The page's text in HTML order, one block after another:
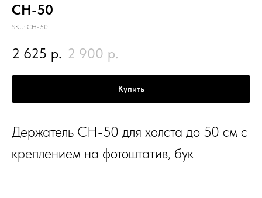
CH-50
SKU: CH-50
2 625 р. 2 900 р.
Купить
Держатель CH-50 для холста до 50 см с
креплением на фотоштатив, бук